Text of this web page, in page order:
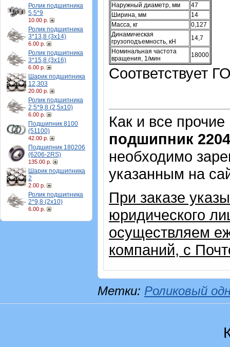
Ролик подшипника
5,5*9
10.00 р.
Ролик подшипника
3*13,8 (3х14)
6.00 р.
Ролик подшипника
3*15,8 (3х16)
6.00 р.
Шарик подшипника
12,303
20.00 р.
Ролик подшипника
2,5*9,8 (2,5х10)
6.00 р.
Подшипник 8100
(51100)
42.00 р.
Подшипник 180206
(6206-2RS)
135.00 р.
Шарик подшипника
2
2.00 р.
Ролик подшипника
2*9,8 (2х10)
6.00 р.
Наружный диаметр, мм
47
Ширина, мм
14
Масса, кг
0,127
Динамическая
грузоподъемность, кН
14,7
Номинальная частота
вращения, 1/мин
18000
Соответствует
Как и все
подшипник 2204
необходимо
указанным на
При заказе
юридического
осуществляем
компаний, с
Метки: Роликовый